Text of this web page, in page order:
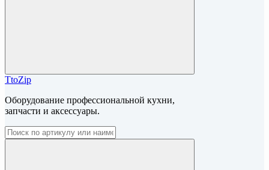
TtoZip
Оборудование профессиональной кухни,
запчасти и аксессуары.